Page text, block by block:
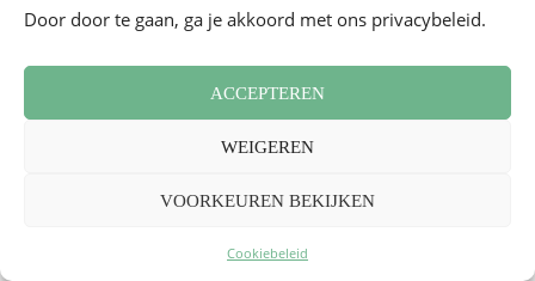
Door door te gaan, ga je akkoord met ons privacybeleid.
ACCEPTEREN
WEIGEREN
VOORKEUREN BEKIJKEN
Cookiebeleid